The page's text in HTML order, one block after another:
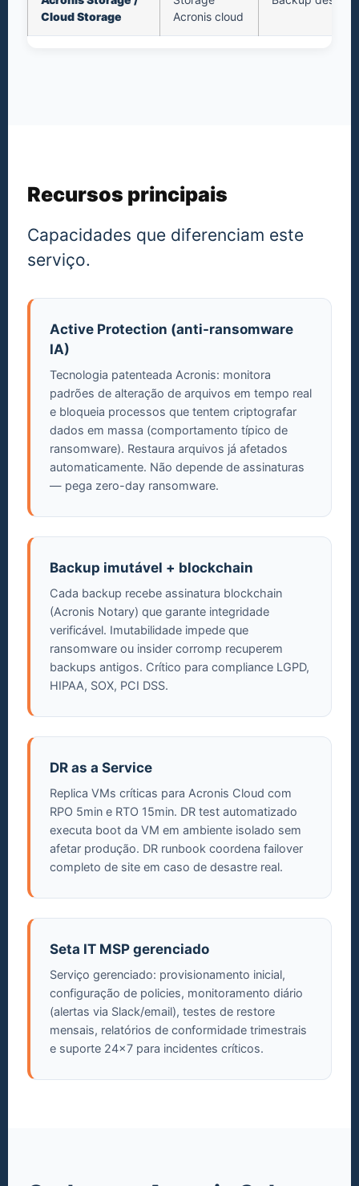
Cloud Storage
Acronis cloud
Recursos principais
Capacidades que diferenciam este
serviço.
Active Protection (anti-ransomware
IA)
Tecnologia patenteada Acronis: monitora
padrões de alteração de arquivos em tempo real
e bloqueia processos que tentem criptografar
dados em massa (comportamento típico de
ransomware). Restaura arquivos já afetados
automaticamente. Não depende de assinaturas
— pega zero-day ransomware.
Backup imutável + blockchain
Cada backup recebe assinatura blockchain
(Acronis Notary) que garante integridade
verificável. Imutabilidade impede que
ransomware ou insider corromp recuperem
backups antigos. Crítico para compliance LGPD,
HIPAA, SOX, PCI DSS.
DR as a Service
Replica VMs críticas para Acronis Cloud com
RPO 5min e RTO 15min. DR test automatizado
executa boot da VM em ambiente isolado sem
afetar produção. DR runbook coordena failover
completo de site em caso de desastre real.
Seta IT MSP gerenciado
Serviço gerenciado: provisionamento inicial,
configuração de policies, monitoramento diário
(alertas via Slack/email), testes de restore
mensais, relatórios de conformidade trimestrais
e suporte 24x7 para incidentes críticos.